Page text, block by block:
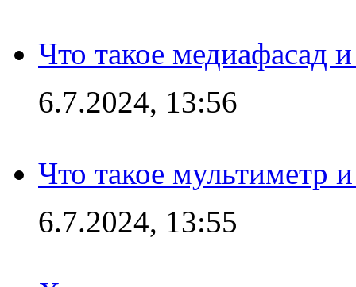
Что такое медиафасад
6.7.2024, 13:56
Что такое мультиметр
6.7.2024, 13:55